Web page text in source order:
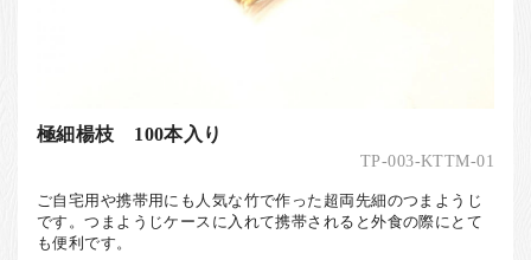
極細楊枝 100本入り
TP-003-KTTM-01
ご自宅用や携帯用にも人気な竹で作った超両先細のつまようじ
です。つまようじケースに入れて携帯されると外食の際にとて
も便利です。